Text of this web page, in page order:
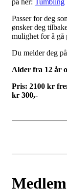
på her: Tumbling
Passer for deg
ønsker deg
mulighet for å gå
Du melder deg
Alder fra 12 år
Pris: 2100 kr
kr 300,-